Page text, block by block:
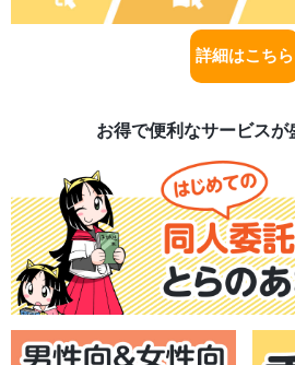
詳細はこちら
お得で便利なサービスが